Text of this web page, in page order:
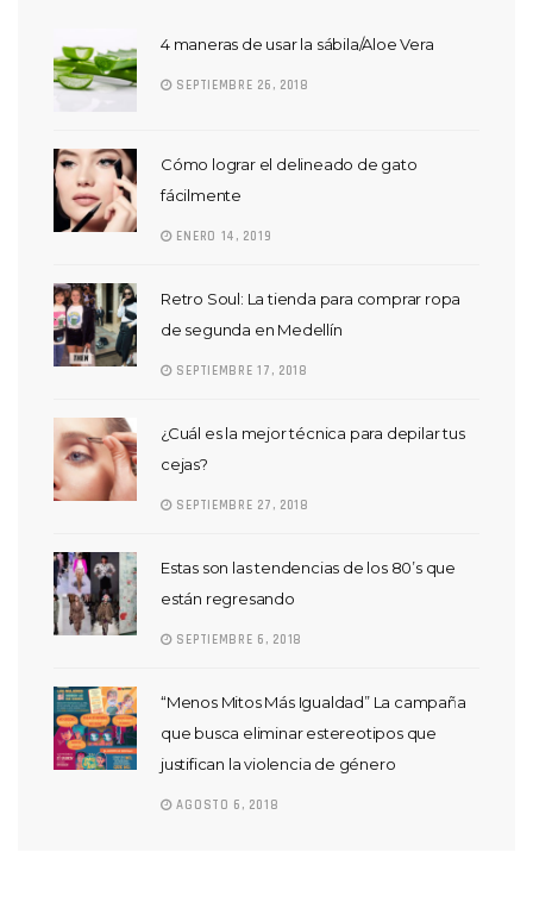
4 maneras de usar la sábila/Aloe Vera
SEPTIEMBRE 26, 2018
Cómo lograr el delineado de gato
fácilmente
ENERO 14, 2019
Retro Soul: La tienda para comprar ropa
de segunda en Medellín
SEPTIEMBRE 17, 2018
¿Cuál es la mejor técnica para depilar tus
cejas?
SEPTIEMBRE 27, 2018
Estas son las tendencias de los 80’s que
están regresando
SEPTIEMBRE 6, 2018
“Menos Mitos Más Igualdad” La campaña
que busca eliminar estereotipos que
justifican la violencia de género
AGOSTO 6, 2018